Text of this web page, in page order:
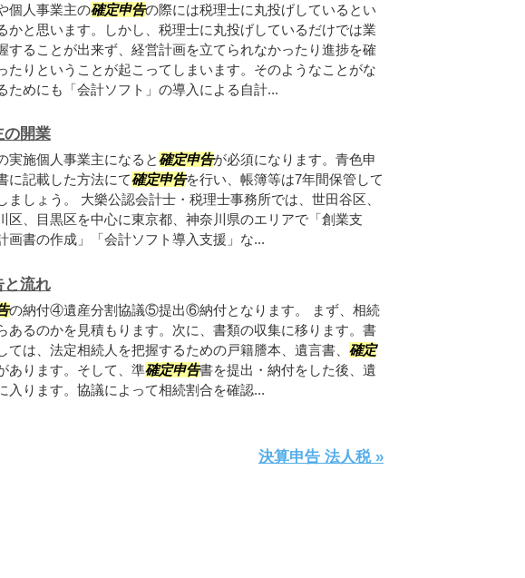
個人事業主の確定申告の際には税理士に丸投げしているとい
かと思います。しかし、税理士に丸投げしているだけでは業
することが出来ず、経営計画を立てられなかったり進捗を確
たりということが起こってしまいます。そのようなことがな
ためにも「会計ソフト」の導入による自計...
の開業
実施個人事業主になると確定申告が必須になります。青色申
に記載した方法にて確定申告を行い、帳簿等は7年間保管して
ましょう。 大樂公認会計士・税理士事務所では、世田谷区、
区、目黒区を中心に東京都、神奈川県のエリアで「創業支
画書の作成」「会計ソフト導入支援」な...
と流れ
の納付④遺産分割協議⑤提出⑥納付となります。 まず、相続
あるのかを見積もります。次に、書類の収集に移ります。書
ては、法定相続人を把握するための戸籍謄本、遺言書、 確定
あります。そして、準確定申告書を提出・納付をした後、遺
入ります。協議によって相続割合を確認...
決算申告 法人税 »